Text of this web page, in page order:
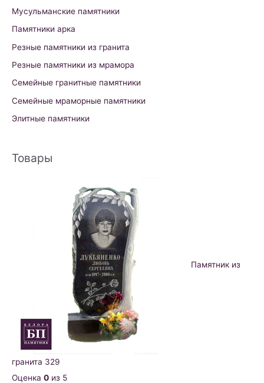
Мусульманские памятники
Памятники арка
Резные памятники из гранита
Резные памятники из мрамора
Семейные гранитные памятники
Семейные мраморные памятники
Элитные памятники
Товары
Памятник из
гранита 329
Оценка 0 из 5